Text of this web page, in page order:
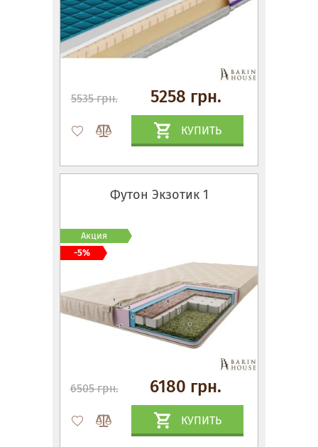
5535 грн. 5258 грн.
КУПИТЬ
Футон Экзотик 1
6505 грн. 6180 грн.
КУПИТЬ
Акция
-5%